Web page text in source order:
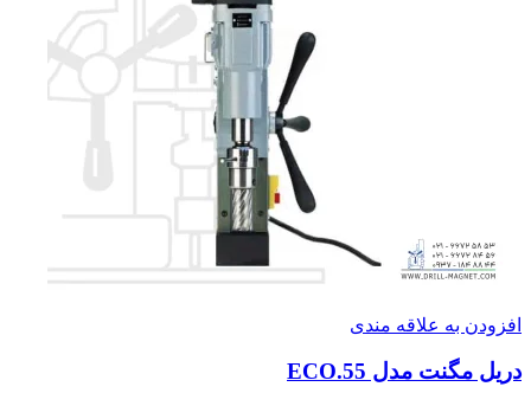
افزودن به علاقه مندی
دریل مگنت مدل ECO.55